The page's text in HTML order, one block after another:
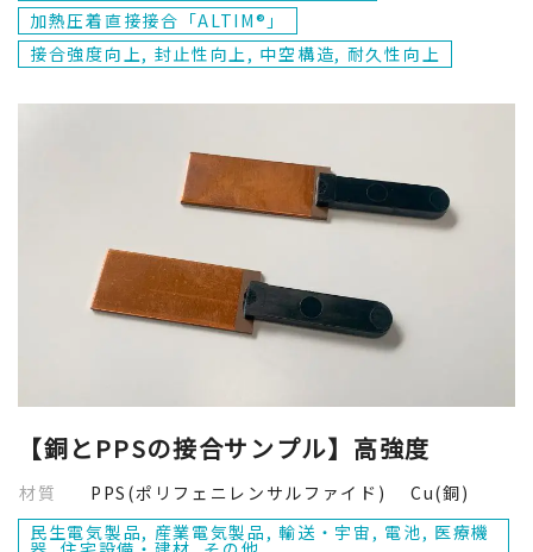
加熱圧着直接接合「ALTIM®」
接合強度向上, 封止性向上, 中空構造, 耐久性向上
【銅とPPSの接合サンプル】高強度
材質
PPS(ポリフェニレンサルファイド) Cu(銅)
民生電気製品, 産業電気製品, 輸送・宇宙, 電池, 医療機